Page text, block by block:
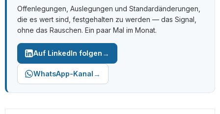
Offenlegungen, Auslegungen und Standardänderungen,
die es wert sind, festgehalten zu werden — das Signal,
ohne das Rauschen. Ein paar Mal im Monat.
Auf LinkedIn folgen →
WhatsApp-Kanal →